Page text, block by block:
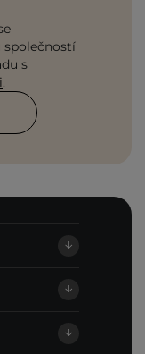
společností
s
.